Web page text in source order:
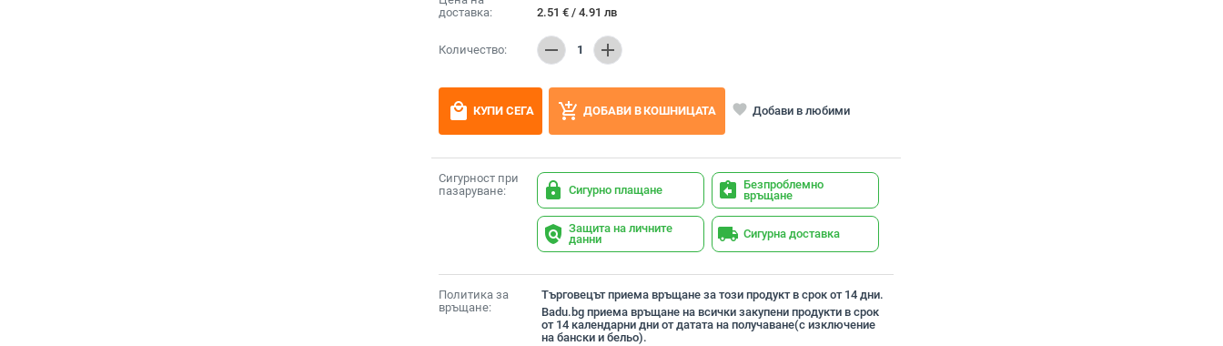
доставка:
2.51 € / 4.91 лв
Количество: remove 1 add
local_mall КУПИ СЕГА add_shopping_cart ДОБАВИ В КОШНИЦАТА favorite Добави в любими
Сигурност при
пазаруване:
lock Сигурно плащане assignment_return Безпроблемно
връщане
policy Защита на личните
данни
local_shipping Сигурна доставка
Политика за
връщане:
Търговецът приема връщане за този продукт в срок от 14 дни.
Badu.bg приема връщане на всички закупени продукти в срок
от 14 календарни дни от датата на получаване(с изключение
на бански и бельо).